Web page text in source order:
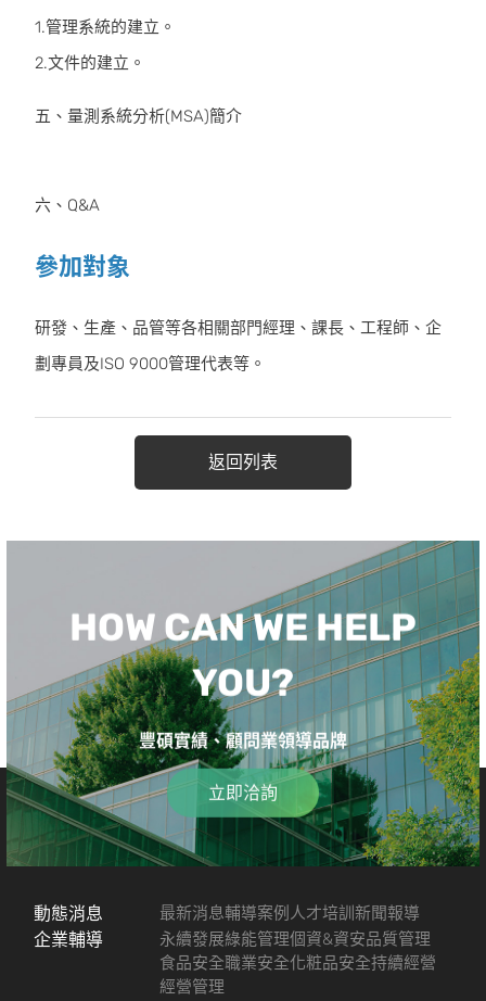
1.管理系統的建立。
2.文件的建立。
五、量測系統分析(MSA)簡介
六、Q&A
參加對象
研發、生產、品管等各相關部門經理、課長、工程師、企
劃專員及ISO 9000管理代表等。
返回列表
HOW CAN WE HELP
YOU?
豐碩實績、顧問業領導品牌
立即洽詢
動態消息 最新消息輔導案例 人才培訓新聞報導
企業輔導 永續發展綠能管理個資&資安品質管理
食品安全職業安全化粧品安全持續經營
經營管理